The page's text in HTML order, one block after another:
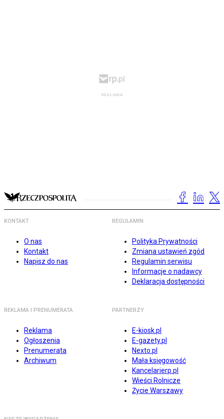
KONTAKT
O nas
Kontakt
Napisz do nas
REGULAMIN
Polityka Prywatności
Zmiana ustawień zgód
Regulamin serwisu
Informacje o nadawcy
Deklaracja dostępności
REKLAMA I PRENUMERATA
Reklama
Ogłoszenia
Prenumerata
Archiwum
PARTNERZY
E-kiosk.pl
E-gazety.pl
Nexto.pl
Mała księgowość
Kancelarierp.pl
Wieści Rolnicze
Życie Warszawy